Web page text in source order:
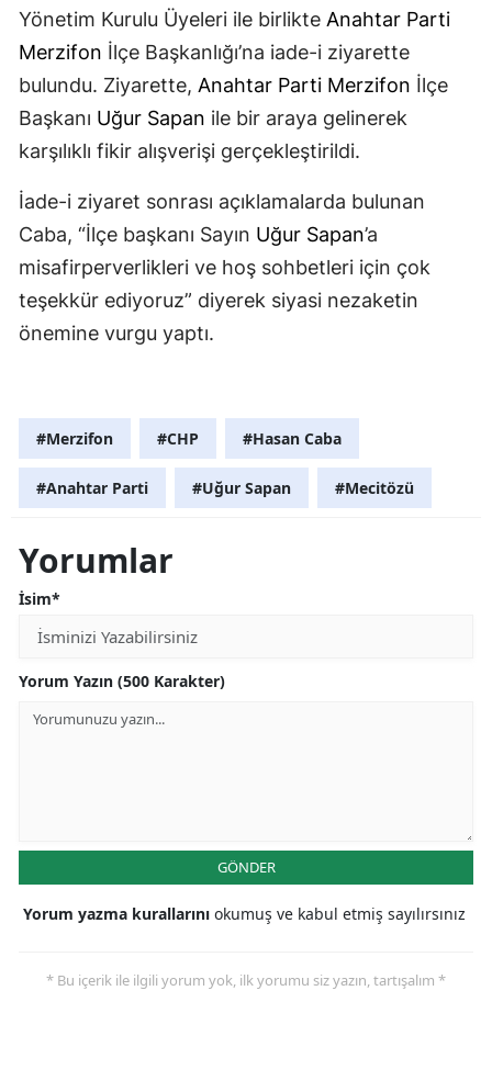
Yönetim Kurulu Üyeleri ile birlikte Anahtar Parti
Merzifon İlçe Başkanlığı’na iade-i ziyarette
bulundu. Ziyarette, Anahtar Parti Merzifon İlçe
Başkanı Uğur Sapan ile bir araya gelinerek
karşılıklı fikir alışverişi gerçekleştirildi.
İade-i ziyaret sonrası açıklamalarda bulunan
Caba, “İlçe başkanı Sayın Uğur Sapan’a
misafirperverlikleri ve hoş sohbetleri için çok
teşekkür ediyoruz” diyerek siyasi nezaketin
önemine vurgu yaptı.
#Merzifon #CHP #Hasan Caba
#Anahtar Parti #Uğur Sapan #Mecitözü
Yorumlar
İsim*
Yorum Yazın (500 Karakter)
GÖNDER
Yorum yazma kurallarını okumuş ve kabul etmiş sayılırsınız
* Bu içerik ile ilgili yorum yok, ilk yorumu siz yazın, tartışalım *